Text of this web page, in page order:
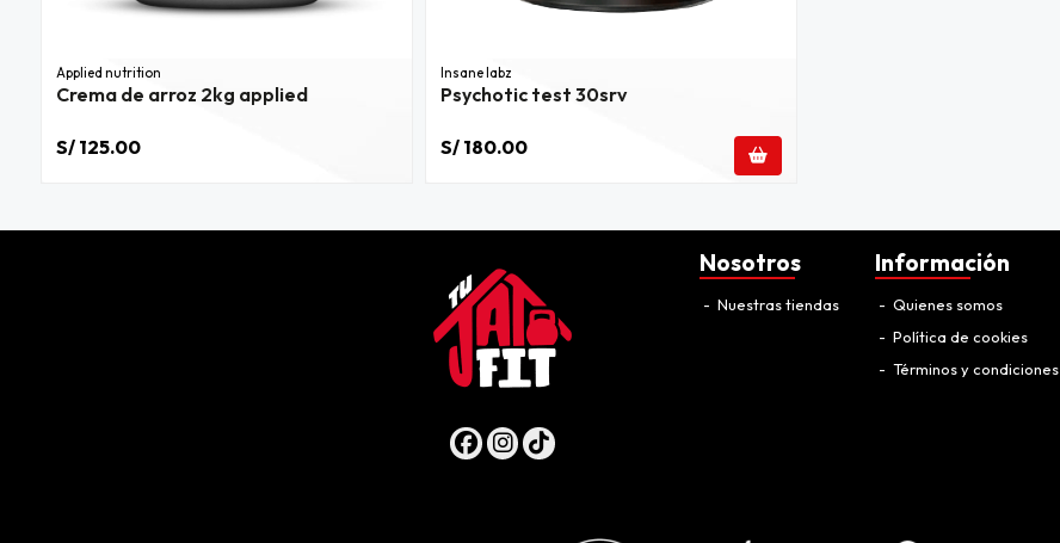
Applied nutrition
Crema de arroz 2kg applied
S/ 125.00
Insane labz
Psychotic test 30srv
S/ 180.00
Nosotros
Nuestras tiendas
Información
Quienes somos
Política de cookies
Términos y condiciones